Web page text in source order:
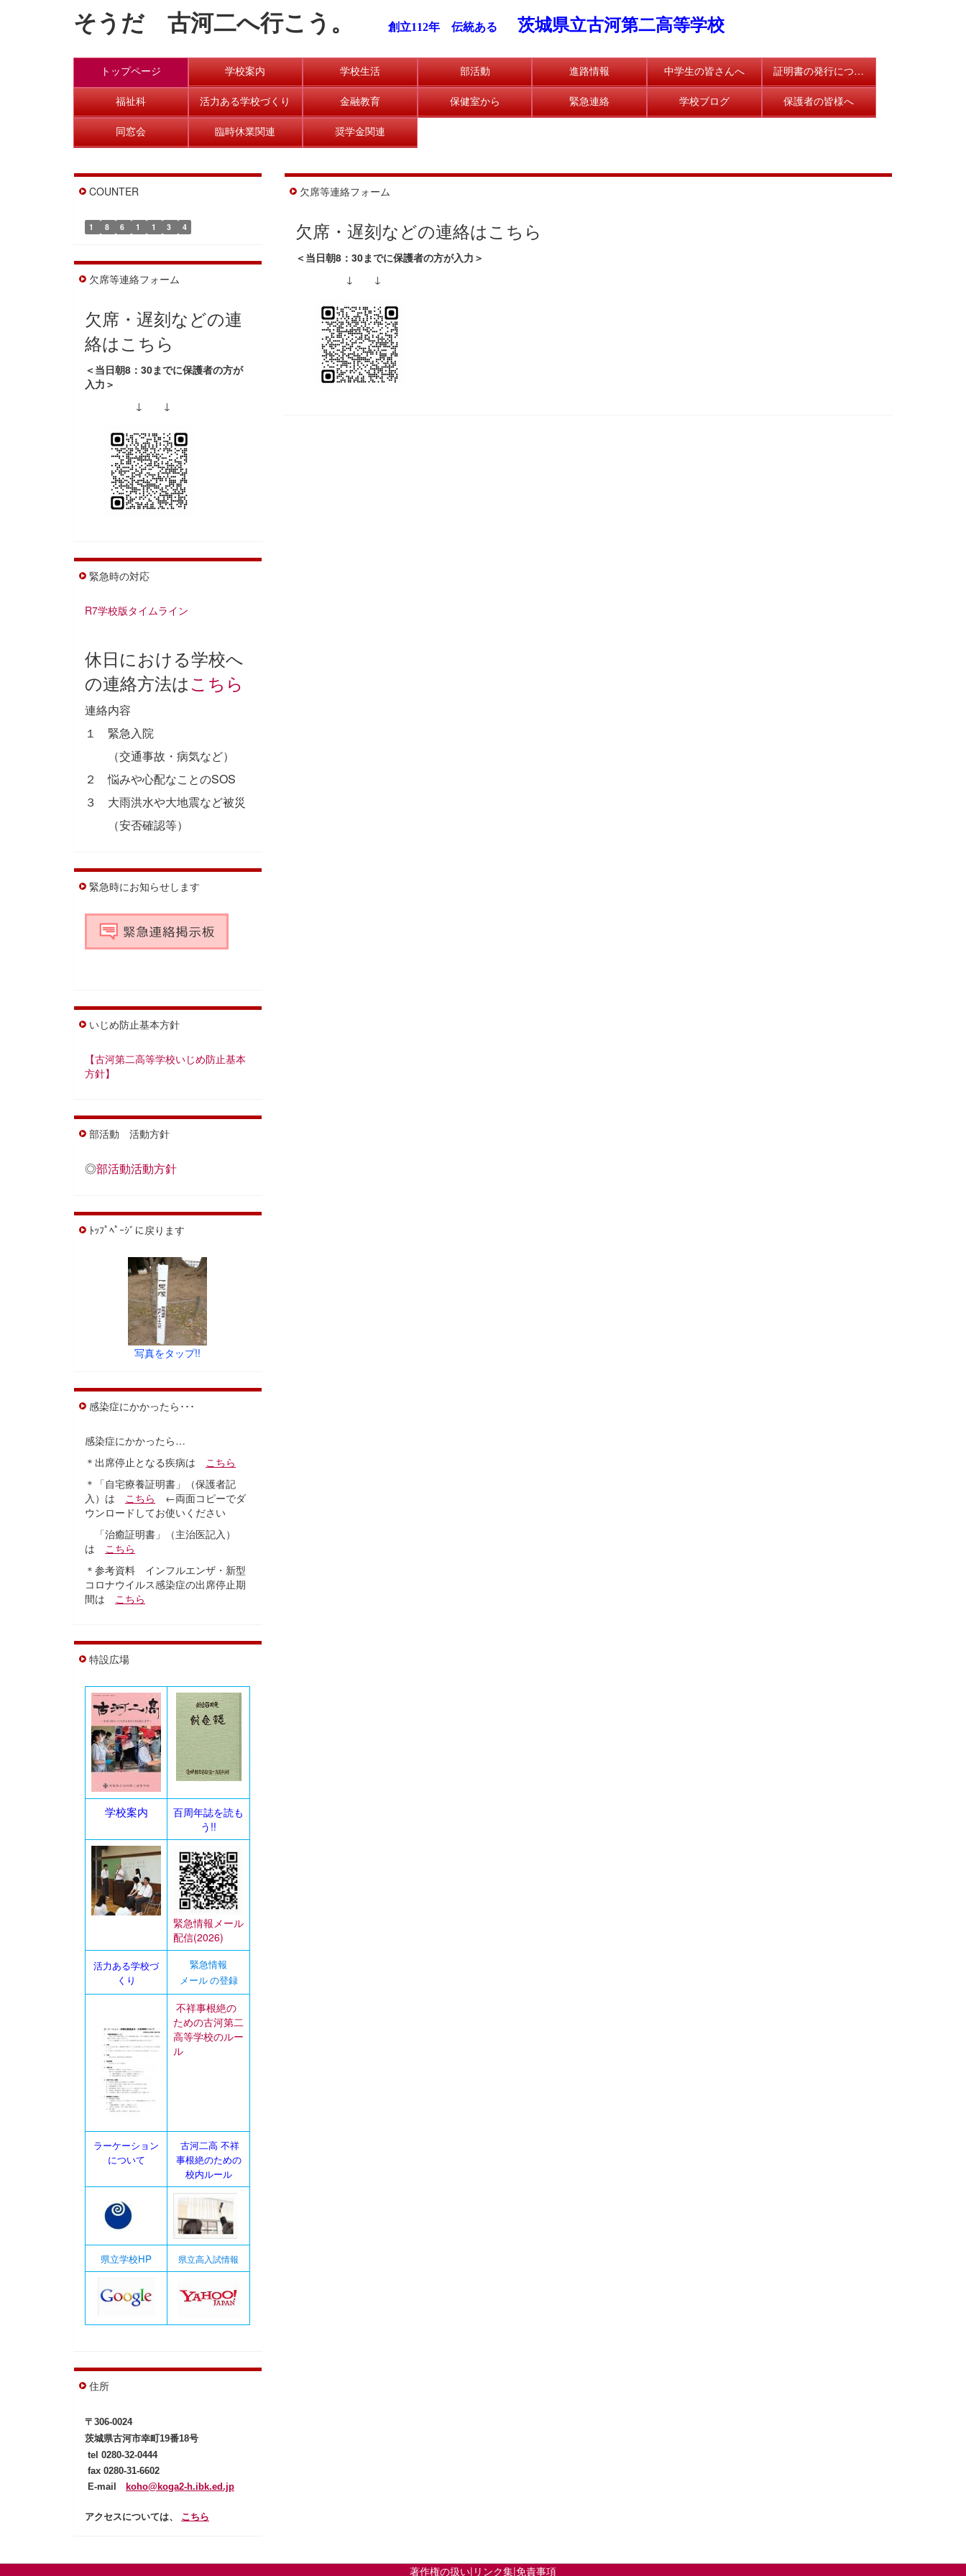
そうだ 古河二へ行こう。 創立112年 伝統ある 茨城県立古河第二高等学校
トップページ 学校案内 学校生活 部活動 進路情報 中学生の皆さんへ 証明書の発行について
福祉科 活力ある学校づくり 金融教育 保健室から 緊急連絡 学校ブログ 保護者の皆様へ
同窓会 臨時休業関連 奨学金関連
欠席等連絡フォーム
欠席・遅刻などの連絡はこちら
＜当日朝8：30までに保護者の方が入力＞
↓ ↓
COUNTER
1 8 6 1 1 3 4
欠席等連絡フォーム
欠席・遅刻などの連
絡はこちら
＜当日朝8：30までに保護者の方が
入力＞
↓ ↓
緊急時の対応
R7学校版タイムライン
休日における学校へ
の連絡方法はこちら
連絡内容
１ 緊急入院
（交通事故・病気など）
２ 悩みや心配なことのSOS
３ 大雨洪水や大地震など被災
（安否確認等）
緊急時にお知らせします
いじめ防止基本方針
【古河第二高等学校いじめ防止基本
方針】
部活動 活動方針
◎部活動活動方針
ﾄｯﾌﾟﾍﾟｰｼﾞに戻ります
写真をタップ!!
感染症にかかったら･･･
感染症にかかったら…
＊出席停止となる疾病は こちら
＊「自宅療養証明書」（保護者記
入）は こちら ←両面コピーでダ
ウンロードしてお使いください
「治癒証明書」（主治医記入）
は こちら
＊参考資料 インフルエンザ・新型
コロナウイルス感染症の出席停止期
間は こちら
特設広場
学校案内
百周年誌を読も
う!!
緊急情報メール
配信(2026)
活力ある学校づ
くり
緊急情報
メール の登録
不祥事根絶の
ための古河第二
高等学校のルー
ル
ラーケーション
について
古河二高 不祥
事根絶のための
校内ルール
県立学校HP 県立高入試情報
住所
〒306-0024
茨城県古河市幸町19番18号
tel 0280-32-0444
fax 0280-31-6602
E-mail
koho@koga2-h.ibk.ed.jp
アクセスについては、 こちら
著作権の扱い| リンク集|免責事項